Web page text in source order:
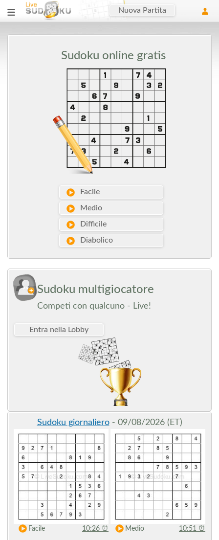
Nuova Partita
Sudoku online gratis
Facile
Medio
Difficile
Diabolico
Sudoku multigiocatore
Competi con qualcuno - Live!
Entra nella Lobby
Sudoku giornaliero- 09/08/2026 (ET)
Facile 10:26 ⏰ Medio 10:51 ⏰